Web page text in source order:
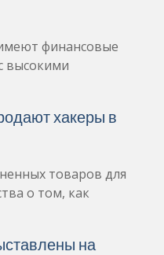
финансовые
высокими
хакеры в
товаров для
о том, как
на